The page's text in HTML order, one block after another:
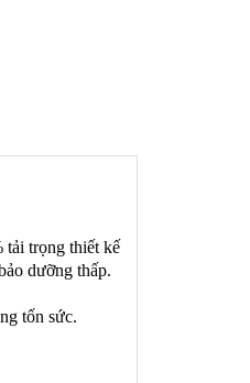
tải trọng thiết kế
dưỡng thấp.
tốn sức.